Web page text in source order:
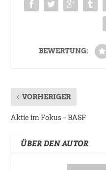
BEWERTUNG:
VORHERIGER
Aktie im Fokus – BASF
ÜBER DEN AUTOR